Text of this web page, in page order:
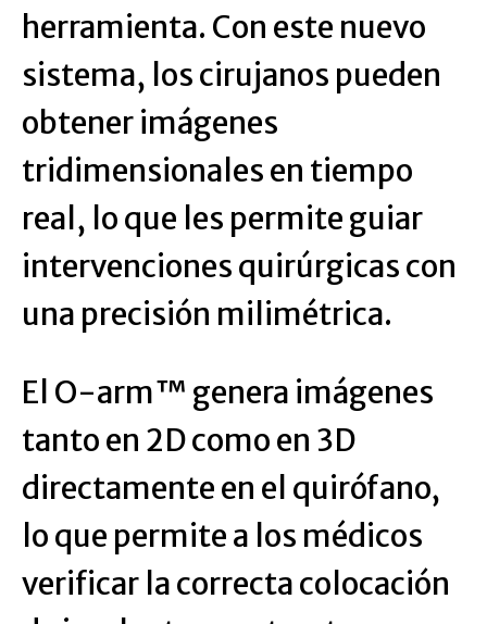
herramienta. Con este nuevo
sistema, los cirujanos pueden
obtener imágenes
tridimensionales en tiempo
real, lo que les permite guiar
intervenciones quirúrgicas con
una precisión milimétrica.
El O-arm™ genera imágenes
tanto en 2D como en 3D
directamente en el quirófano,
lo que permite a los médicos
verificar la correcta colocación